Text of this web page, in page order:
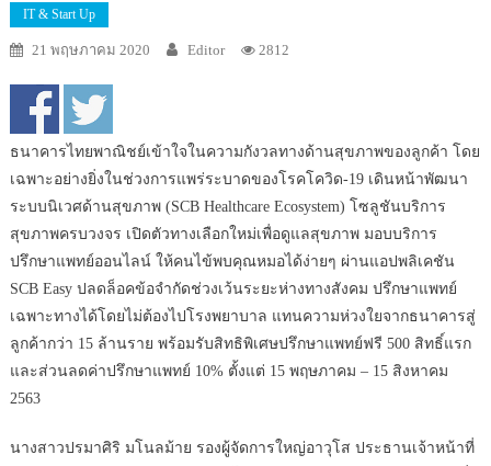
IT & Start Up
21 พฤษภาคม 2020 Editor 2812
ธนาคารไทยพาณิชย์เข้าใจในความกังวลทางด้านสุขภาพของลูกค้า โดย
เฉพาะอย่างยิ่งในช่วงการแพร่ระบาดของโรคโควิด-19 เดินหน้าพัฒนา
ระบบนิเวศด้านสุขภาพ (SCB Healthcare Ecosystem) โซลูชันบริการ
สุขภาพครบวงจร เปิดตัวทางเลือกใหม่เพื่อดูแลสุขภาพ มอบบริการ
ปรึกษาแพทย์ออนไลน์ ให้คนไข้พบคุณหมอได้ง่ายๆ ผ่านแอปพลิเคชัน
SCB Easy ปลดล็อคข้อจำกัดช่วงเว้นระยะห่างทางสังคม ปรึกษาแพทย์
เฉพาะทางได้โดยไม่ต้องไปโรงพยาบาล แทนความห่วงใยจากธนาคารสู่
ลูกค้ากว่า 15 ล้านราย พร้อมรับสิทธิพิเศษปรึกษาแพทย์ฟรี 500 สิทธิ์แรก
และส่วนลดค่าปรึกษาแพทย์ 10% ตั้งแต่ 15 พฤษภาคม – 15 สิงหาคม
2563
นางสาวปรมาศิริ มโนลม้าย รองผู้จัดการใหญ่อาวุโส ประธานเจ้าหน้าที่